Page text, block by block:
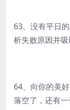
63、没有平日
析失败原因并吸
64、向你的美
落空了，还有一